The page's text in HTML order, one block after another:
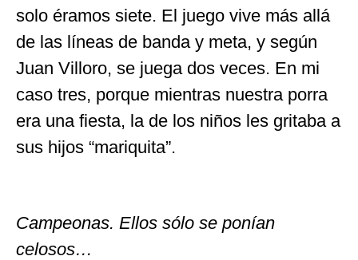
solo éramos siete. El juego vive más allá
de las líneas de banda y meta, y según
Juan Villoro, se juega dos veces. En mi
caso tres, porque mientras nuestra porra
era una fiesta, la de los niños les gritaba a
sus hijos “mariquita”.
Campeonas. Ellos sólo se ponían
celosos…